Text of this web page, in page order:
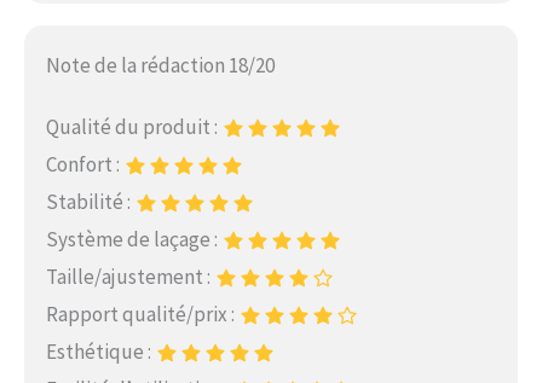
Note de la rédaction 18/20
Qualité du produit :
Confort :
Stabilité :
Système de laçage :
Taille/ajustement :
Rapport qualité/prix :
Esthétique :